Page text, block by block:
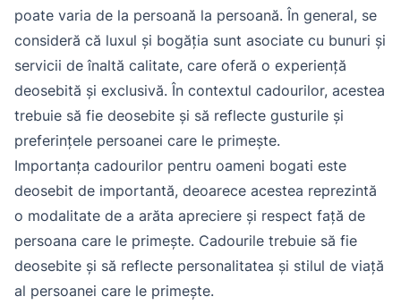
poate varia de la persoană la persoană. În general, se
consideră că luxul și bogăția sunt asociate cu bunuri și
servicii de înaltă calitate, care oferă o experiență
deosebită și exclusivă. În contextul cadourilor, acestea
trebuie să fie deosebite și să reflecte gusturile și
preferințele persoanei care le primește.
Importanța cadourilor pentru oameni bogati este
deosebit de importantă, deoarece acestea reprezintă
o modalitate de a arăta apreciere și respect față de
persoana care le primește. Cadourile trebuie să fie
deosebite și să reflecte personalitatea și stilul de viață
al persoanei care le primește.